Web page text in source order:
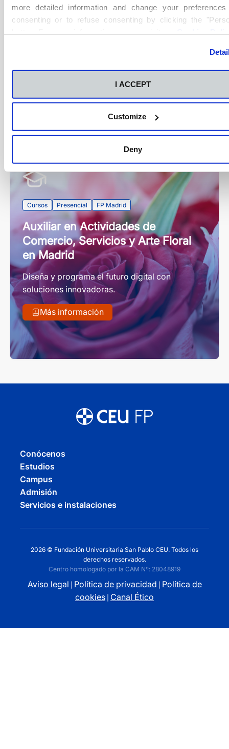
more detailed information and change your preferences
consenting or to refuse consenting by clicking the
I ACCEPT
Customize
Deny
Más información
Cursos
Cursos Presencial FP Madrid
Auxiliar en Actividades de
Comercio, Servicios y Arte Floral
en Madrid
Diseña y programa el futuro digital con
soluciones innovadoras.
Más información
Conócenos
Estudios
Campus
Admisión
Servicios e instalaciones
2026 © Fundación Universitaria San Pablo CEU. Todos los
derechos reservados.
Centro homologado por la CAM Nº: 28048919
Aviso legal Política de privacidad Política de
cookies Canal Ético